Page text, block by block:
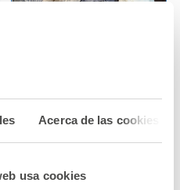
Acerca de las cookies
usa cookies
Veterinarios de
Melilla una póliza